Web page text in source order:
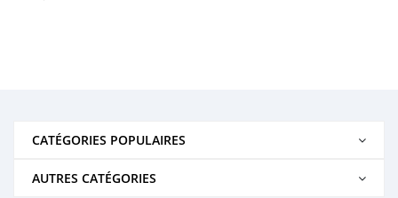
CATÉGORIES POPULAIRES
AUTRES CATÉGORIES